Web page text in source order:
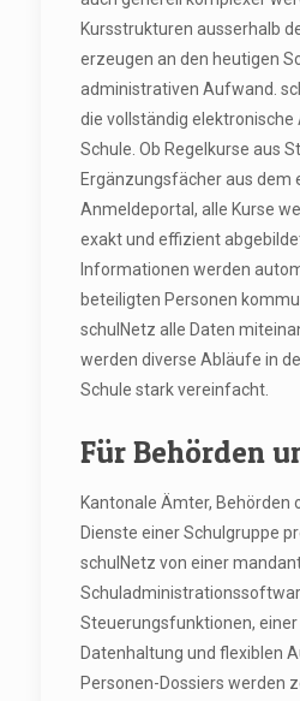
Kursstrukturen ausserhalb
erzeugen an den heutigen
administrativen Aufwand.
die vollständig
Schule. Ob Regelkurse aus
Ergänzungsfächer aus dem
Anmeldeportal, alle Kurse
exakt und effizient
Informationen werden
beteiligten Personen
schulNetz alle Daten
werden diverse Abläufe in
Schule stark vereinfacht.
Für Behörden
Kantonale Ämter, Behörden
Dienste einer Schulgruppe
schulNetz von einer
Steuerungsfunktionen,
Datenhaltung und flexiblen
Personen-Dossiers werden